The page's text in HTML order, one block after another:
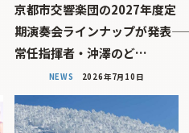
京都市交響楽団の2027年度定
期演奏会ラインナップが発表――
常任指揮者・沖澤のど…
NEWS 2026年7月10日